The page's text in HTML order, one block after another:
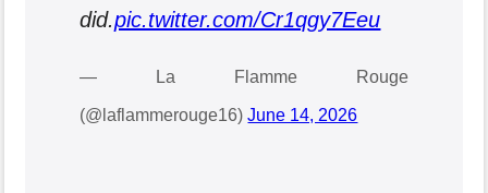
did.pic.twitter.com/Cr1qgy7Eeu
— La Flamme Rouge
(@laflammerouge16)June 14, 2026